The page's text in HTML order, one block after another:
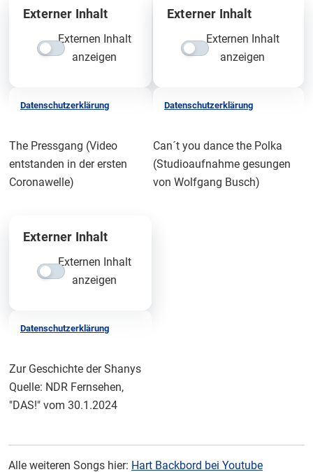
Externer Inhalt
Externen Inhalt
anzeigen
Datenschutzerklärung
Externer Inhalt
Externen Inhalt
anzeigen
Datenschutzerklärung
The Pressgang (Video
entstanden in der ersten
Coronawelle)
Can´t you dance the Polka
(Studioaufnahme gesungen
von Wolfgang Busch)
Externer Inhalt
Externen Inhalt
anzeigen
Datenschutzerklärung
Zur Geschichte der Shanys
Quelle: NDR Fernsehen,
"DAS!" vom 30.1.2024
​Alle weiteren Songs hier: Hart Backbord bei Youtube